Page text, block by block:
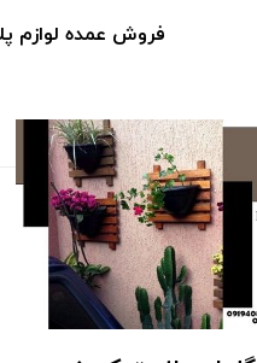
فروش عمده لوازم